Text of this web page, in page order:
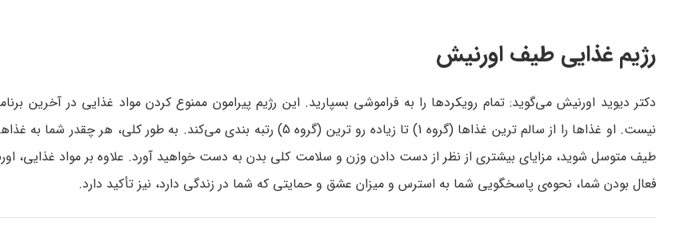
رژیم غذایی طیف اورنیش
دکتر دیوید اورنیش می‌گوید: تمام رویکردها را به فراموشی بسپارید. این رژیم پیرامون ممنوع کردن مواد غذایی در آخرین
طیف متوسل شوید، مزایای بیشتری از نظر از دست دادن وزن و سلامت کلی بدن به دست خواهید آورد. علاوه بر مواد غذایی،
فعال بودن شما، نحوه‌ی پاسخگویی شما به استرس و میزان عشق و حمایتی که شما در زندگی دارد، نیز تأکید دارد.